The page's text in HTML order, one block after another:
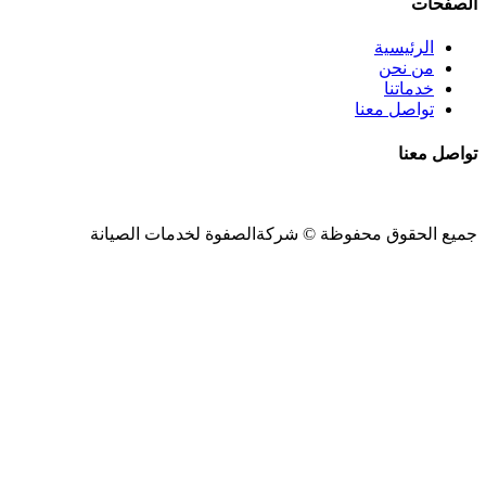
الصفحات
الرئيسية
من نحن
خدماتنا
تواصل معنا
تواصل معنا
جميع الحقوق محفوظة © شركةالصفوة لخدمات الصيانة